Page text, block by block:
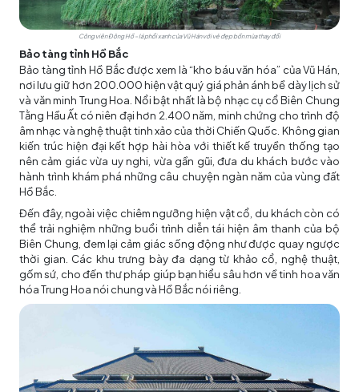
Công viên Đông Hồ – lá phổi xanh của Vũ Hán với vẻ đẹp bốn mùa thay đổi
Bảo tàng tỉnh Hồ Bắc
Bảo tàng tỉnh Hồ Bắc được xem là “kho báu văn hóa” của Vũ Hán,
nơi lưu giữ hơn 200.000 hiện vật quý giá phản ánh bề dày lịch sử
và văn minh Trung Hoa. Nổi bật nhất là bộ nhạc cụ cổ Biên Chung
Tằng Hầu Ất có niên đại hơn 2.400 năm, minh chứng cho trình độ
âm nhạc và nghệ thuật tinh xảo của thời Chiến Quốc. Không gian
kiến trúc hiện đại kết hợp hài hòa với thiết kế truyền thống tạo
nên cảm giác vừa uy nghi, vừa gần gũi, đưa du khách bước vào
hành trình khám phá những câu chuyện ngàn năm của vùng đất
Hồ Bắc.
Đến đây, ngoài việc chiêm ngưỡng hiện vật cổ, du khách còn có
thể trải nghiệm những buổi trình diễn tái hiện âm thanh của bộ
Biên Chung, đem lại cảm giác sống động như được quay ngược
thời gian. Các khu trưng bày đa dạng từ khảo cổ, nghệ thuật,
gốm sứ, cho đến thư pháp giúp bạn hiểu sâu hơn về tinh hoa văn
hóa Trung Hoa nói chung và Hồ Bắc nói riêng.